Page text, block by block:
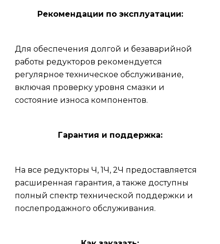
Рекомендации по эксплуатации:
Для обеспечения долгой и безаварийной
работы редукторов рекомендуется
регулярное техническое обслуживание,
включая проверку уровня смазки и
состояние износа компонентов.
Гарантия и поддержка:
На все редукторы Ч, 1Ч, 2Ч предоставляется
расширенная гарантия, а также доступны
полный спектр технической поддержки и
послепродажного обслуживания.